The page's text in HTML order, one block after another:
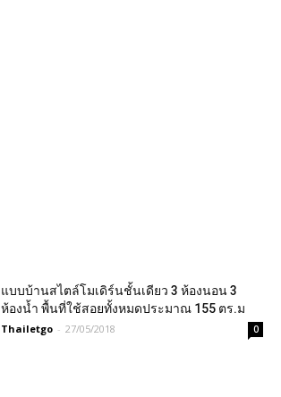
แบบบ้านสไตล์โมเดิร์นชั้นเดียว 3 ห้องนอน 3
ห้องน้ำ พื้นที่ใช้สอยทั้งหมดประมาณ 155 ตร.ม
Thailetgo - 27/05/2018 0